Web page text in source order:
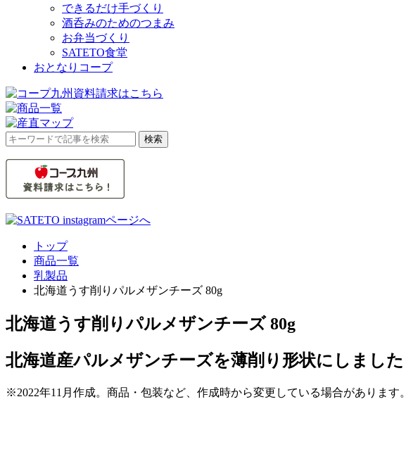
できるだけ手づくり
酒呑みのためのつまみ
お弁当づくり
SATETO食堂
おとなりコープ
検
検索
トップ
商品一覧
乳製品
北海道うす削りパルメザンチーズ 80g
北海道うす削りパルメザンチーズ 80g
北海道産パルメザンチーズを薄削り形状にしました
※2022年11月作成。商品・包装など、作成時から変更している場合があります。